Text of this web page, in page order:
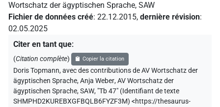
Wortschatz der ägyptischen Sprache, SAW
Fichier de données créé: 22.12.2015, dernière révision:
02.05.2025
Citer en tant que:
(Citation complète) Copier la citation
Doris Topmann,avec des contributions deAV Wortschatz der
ägyptischen Sprache,Anja Weber,AV Wortschatz der
ägyptischen Sprache, SAW, "Tb 47" (Identifiant de texte
SHMPHD2KUREBXGFBQLB6FYZF3M) <https://thesaurus-